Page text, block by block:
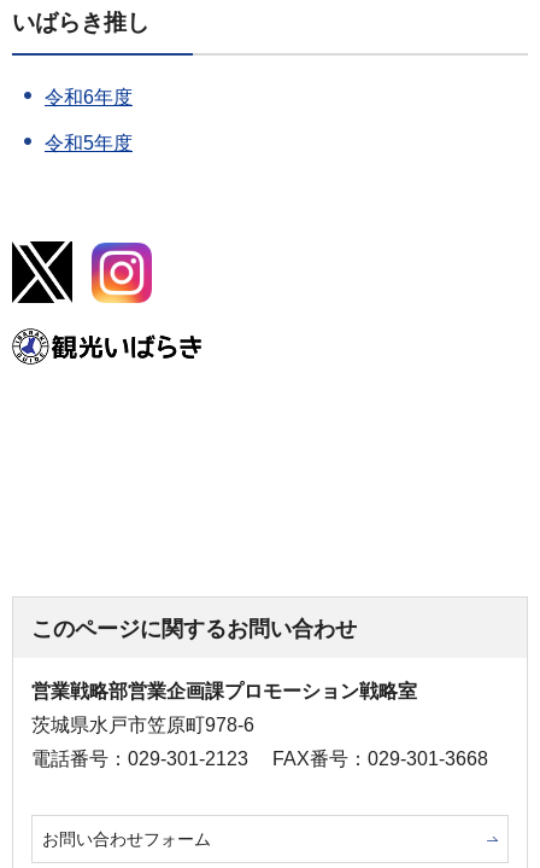
いばらき推し
令和6年度
令和5年度
このページに関するお問い合わせ
営業戦略部営業企画課プロモーション戦略室
茨城県水戸市笠原町978-6
電話番号：029-301-2123
FAX番号：029-301-3668
お問い合わせフォーム